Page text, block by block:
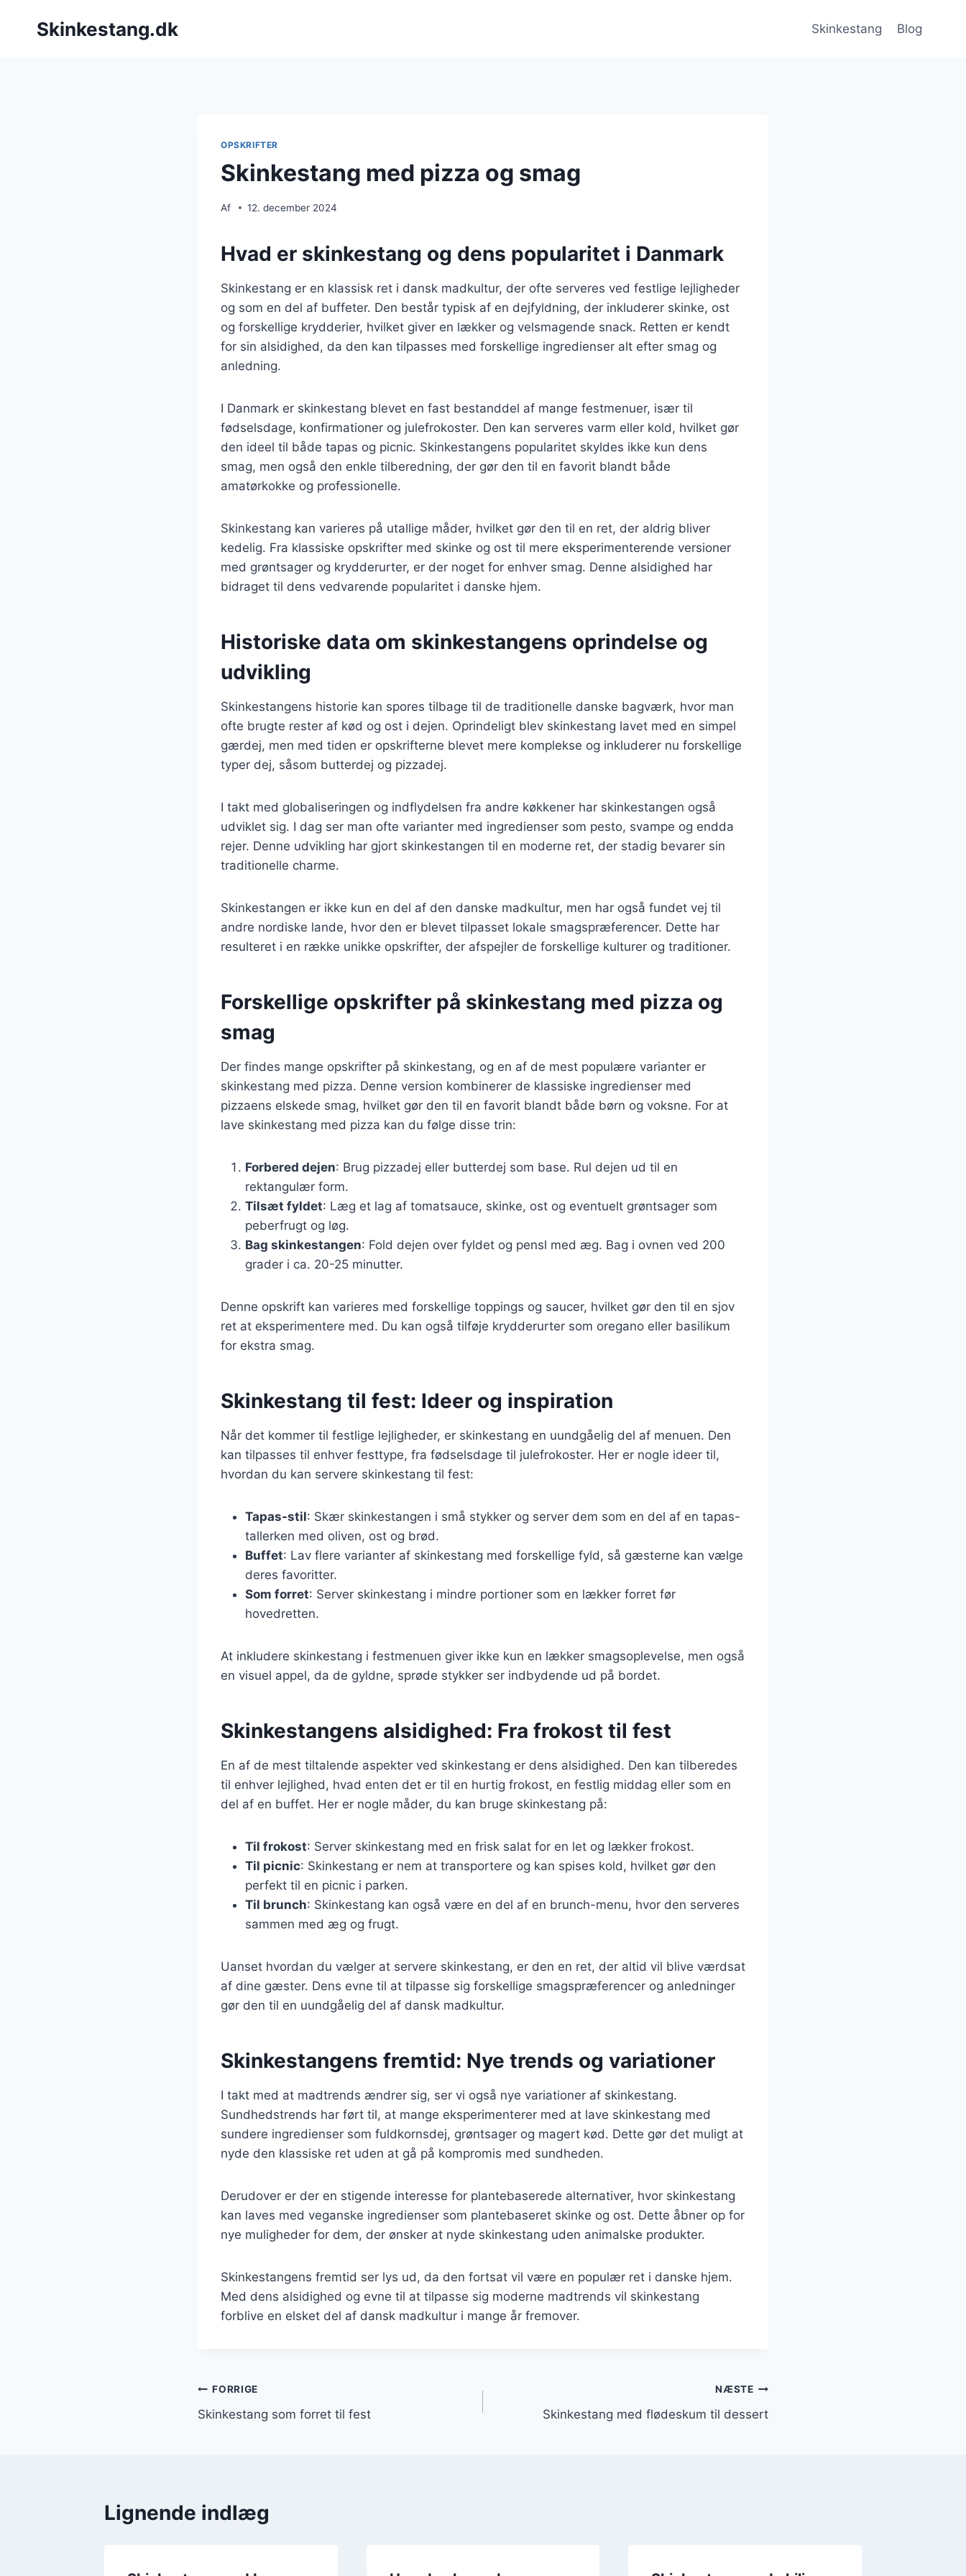
Skinkestang.dk Skinkestang Blog
OPSKRIFTER
Skinkestang med pizza og smag
Af 12. december 2024
Hvad er skinkestang og dens popularitet i Danmark
Skinkestang er en klassisk ret i dansk madkultur, der ofte serveres ved festlige lejligheder
og som en del af buffeter. Den består typisk af en dejfyldning, der inkluderer skinke, ost
og forskellige krydderier, hvilket giver en lækker og velsmagende snack. Retten er kendt
for sin alsidighed, da den kan tilpasses med forskellige ingredienser alt efter smag og
anledning.
I Danmark er skinkestang blevet en fast bestanddel af mange festmenuer, især til
fødselsdage, konfirmationer og julefrokoster. Den kan serveres varm eller kold, hvilket gør
den ideel til både tapas og picnic. Skinkestangens popularitet skyldes ikke kun dens
smag, men også den enkle tilberedning, der gør den til en favorit blandt både
amatørkokke og professionelle.
Skinkestang kan varieres på utallige måder, hvilket gør den til en ret, der aldrig bliver
kedelig. Fra klassiske opskrifter med skinke og ost til mere eksperimenterende versioner
med grøntsager og krydderurter, er der noget for enhver smag. Denne alsidighed har
bidraget til dens vedvarende popularitet i danske hjem.
Historiske data om skinkestangens oprindelse og
udvikling
Skinkestangens historie kan spores tilbage til de traditionelle danske bagværk, hvor man
ofte brugte rester af kød og ost i dejen. Oprindeligt blev skinkestang lavet med en simpel
gærdej, men med tiden er opskrifterne blevet mere komplekse og inkluderer nu forskellige
typer dej, såsom butterdej og pizzadej.
I takt med globaliseringen og indflydelsen fra andre køkkener har skinkestangen også
udviklet sig. I dag ser man ofte varianter med ingredienser som pesto, svampe og endda
rejer. Denne udvikling har gjort skinkestangen til en moderne ret, der stadig bevarer sin
traditionelle charme.
Skinkestangen er ikke kun en del af den danske madkultur, men har også fundet vej til
andre nordiske lande, hvor den er blevet tilpasset lokale smagspræferencer. Dette har
resulteret i en række unikke opskrifter, der afspejler de forskellige kulturer og traditioner.
Forskellige opskrifter på skinkestang med pizza og
smag
Der findes mange opskrifter på skinkestang, og en af de mest populære varianter er
skinkestang med pizza. Denne version kombinerer de klassiske ingredienser med
pizzaens elskede smag, hvilket gør den til en favorit blandt både børn og voksne. For at
lave skinkestang med pizza kan du følge disse trin:
Forbered dejen: Brug pizzadej eller butterdej som base. Rul dejen ud til en
rektangulær form.
Tilsæt fyldet: Læg et lag af tomatsauce, skinke, ost og eventuelt grøntsager som
peberfrugt og løg.
Bag skinkestangen: Fold dejen over fyldet og pensl med æg. Bag i ovnen ved 200
grader i ca. 20-25 minutter.
Denne opskrift kan varieres med forskellige toppings og saucer, hvilket gør den til en sjov
ret at eksperimentere med. Du kan også tilføje krydderurter som oregano eller basilikum
for ekstra smag.
Skinkestang til fest: Ideer og inspiration
Når det kommer til festlige lejligheder, er skinkestang en uundgåelig del af menuen. Den
kan tilpasses til enhver festtype, fra fødselsdage til julefrokoster. Her er nogle ideer til,
hvordan du kan servere skinkestang til fest:
Tapas-stil: Skær skinkestangen i små stykker og server dem som en del af en tapas-
tallerken med oliven, ost og brød.
Buffet: Lav flere varianter af skinkestang med forskellige fyld, så gæsterne kan vælge
deres favoritter.
Som forret: Server skinkestang i mindre portioner som en lækker forret før
hovedretten.
At inkludere skinkestang i festmenuen giver ikke kun en lækker smagsoplevelse, men også
en visuel appel, da de gyldne, sprøde stykker ser indbydende ud på bordet.
Skinkestangens alsidighed: Fra frokost til fest
En af de mest tiltalende aspekter ved skinkestang er dens alsidighed. Den kan tilberedes
til enhver lejlighed, hvad enten det er til en hurtig frokost, en festlig middag eller som en
del af en buffet. Her er nogle måder, du kan bruge skinkestang på:
Til frokost: Server skinkestang med en frisk salat for en let og lækker frokost.
Til picnic: Skinkestang er nem at transportere og kan spises kold, hvilket gør den
perfekt til en picnic i parken.
Til brunch: Skinkestang kan også være en del af en brunch-menu, hvor den serveres
sammen med æg og frugt.
Uanset hvordan du vælger at servere skinkestang, er den en ret, der altid vil blive værdsat
af dine gæster. Dens evne til at tilpasse sig forskellige smagspræferencer og anledninger
gør den til en uundgåelig del af dansk madkultur.
Skinkestangens fremtid: Nye trends og variationer
I takt med at madtrends ændrer sig, ser vi også nye variationer af skinkestang.
Sundhedstrends har ført til, at mange eksperimenterer med at lave skinkestang med
sundere ingredienser som fuldkornsdej, grøntsager og magert kød. Dette gør det muligt at
nyde den klassiske ret uden at gå på kompromis med sundheden.
Derudover er der en stigende interesse for plantebaserede alternativer, hvor skinkestang
kan laves med veganske ingredienser som plantebaseret skinke og ost. Dette åbner op for
nye muligheder for dem, der ønsker at nyde skinkestang uden animalske produkter.
Skinkestangens fremtid ser lys ud, da den fortsat vil være en populær ret i danske hjem.
Med dens alsidighed og evne til at tilpasse sig moderne madtrends vil skinkestang
forblive en elsket del af dansk madkultur i mange år fremover.
Indlægsnavigation
FORRIGE
Skinkestang som forret til fest
NÆSTE
Skinkestang med flødeskum til dessert
Lignende indlæg